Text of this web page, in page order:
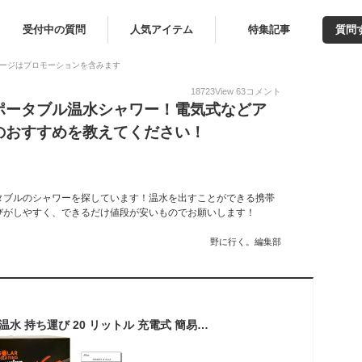
受付中の質問 人気アイテム 特集記事 質問
ジはプロモーションを含みます
18723View 63コメント
タブル温水シャワー！電気式などア
すすめを教えてください！
ルのシャワーを探しています！温水を出すことができる携帯
しやすく、できるだけ値段が安いものでお願いします！
野に行く。編集部
ポータブル シャワー 温水 持ち運び 20 リットル 充電式 簡易シャワー 電動 アウトドア 携帯 しゃわー 簡単/タンク 容量 20L 水量 毎分 5L 電動式 ポンプ バッテリー 4400mAh 100分使用可 USB 充電 LED ライト シャワータイプ 8種類 噴射 グリップ 固定 レバー タンク安定リング 日本語説明書/アウトドア キャンプ サーフィン 防災 園芸 ペット 洗車